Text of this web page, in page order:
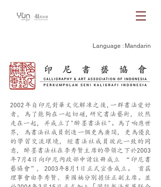
Language : Mandarin
2002年自印尼對華文化解凍之後,一群書法愛好
者, 為了能夠在一起切磋,研究書法藝術, 欣然
走在一起, 并成立了"醉墨書法社"。 為了响應世
界, 為書法社成員創造一個更為廣闊, 更為優良
的學習交流環境, 經書法社成員彼此一致的同
意, 醉墨書法社在李秀賢主席的帶領之下於2003
年7月4日向印尼內政部申請註冊成立 “印尼書
藝協會”, 2003年8月1日正式宣告成立。 首屆
理事會由李秀賢、黃國楠分別擔任正副主席。並